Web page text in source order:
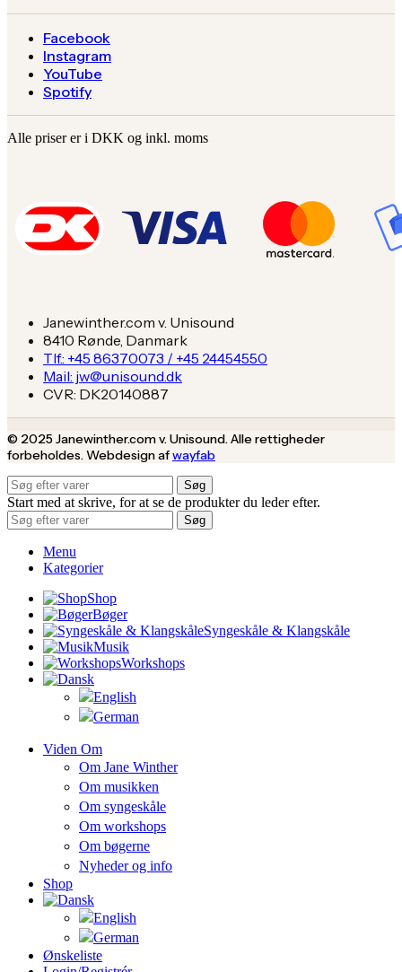
Facebook
Instagram
YouTube
Spotify
Alle priser er i DKK og inkl. moms
Janewinther.com v. Unisound
8410 Rønde, Danmark
Tlf.: +45 86370073 / +45 24454550
Mail: jw@unisound.dk
CVR: DK20140887
© 2025 Janewinther.com v. Unisound. Alle rettigheder
forbeholdes. Webdesign afwayfab
Søg
Start med at skrive, for at se de produkter du leder efter.
Søg
Menu
Kategorier
Shop
Bøger
Syngeskåle & Klangskåle
Musik
Workshops
Viden Om
Om Jane Winther
Om musikken
Om syngeskåle
Om workshops
Om bøgerne
Nyheder og info
Shop
Ønskeliste